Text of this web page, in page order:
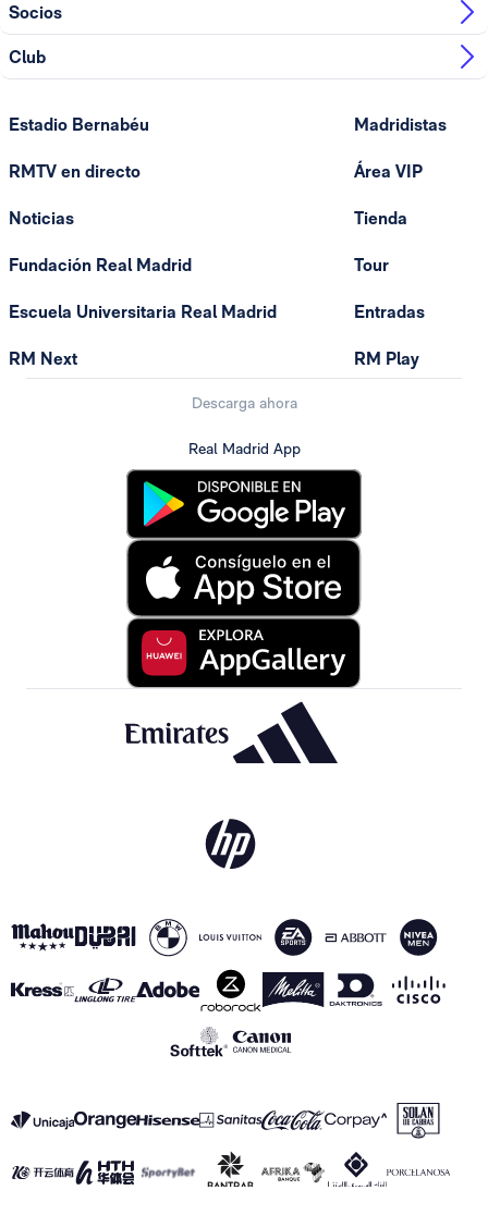
Socios
Club
Estadio Bernabéu
RMTV en directo
Noticias
Fundación Real Madrid
Escuela Universitaria Real Madrid
RM Next
Madridistas
Área VIP
Tienda
Tour
Entradas
RM Play
Descarga ahora
Real Madrid App